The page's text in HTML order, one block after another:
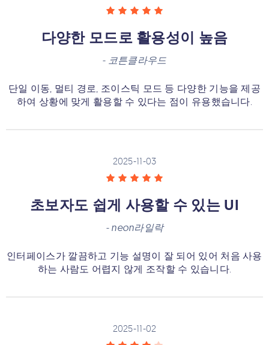
다양한 모드로 활용성이 높음
- 코튼클라우드
단일 이동, 멀티 경로, 조이스틱 모드 등 다양한 기능을 제공
하여 상황에 맞게 활용할 수 있다는 점이 유용했습니다.
2025-11-03
초보자도 쉽게 사용할 수 있는 UI
- neon라일락
인터페이스가 깔끔하고 기능 설명이 잘 되어 있어 처음 사용
하는 사람도 어렵지 않게 조작할 수 있습니다.
2025-11-02